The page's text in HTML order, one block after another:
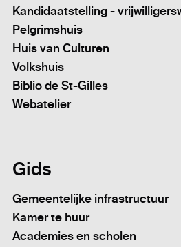
Kandidaatstelling -
Pelgrimshuis
Huis van Culturen
Volkshuis
Biblio de St-Gilles
Webatelier
Gids
Gemeentelijke infrastructuur
Kamer te huur
Academies en scholen